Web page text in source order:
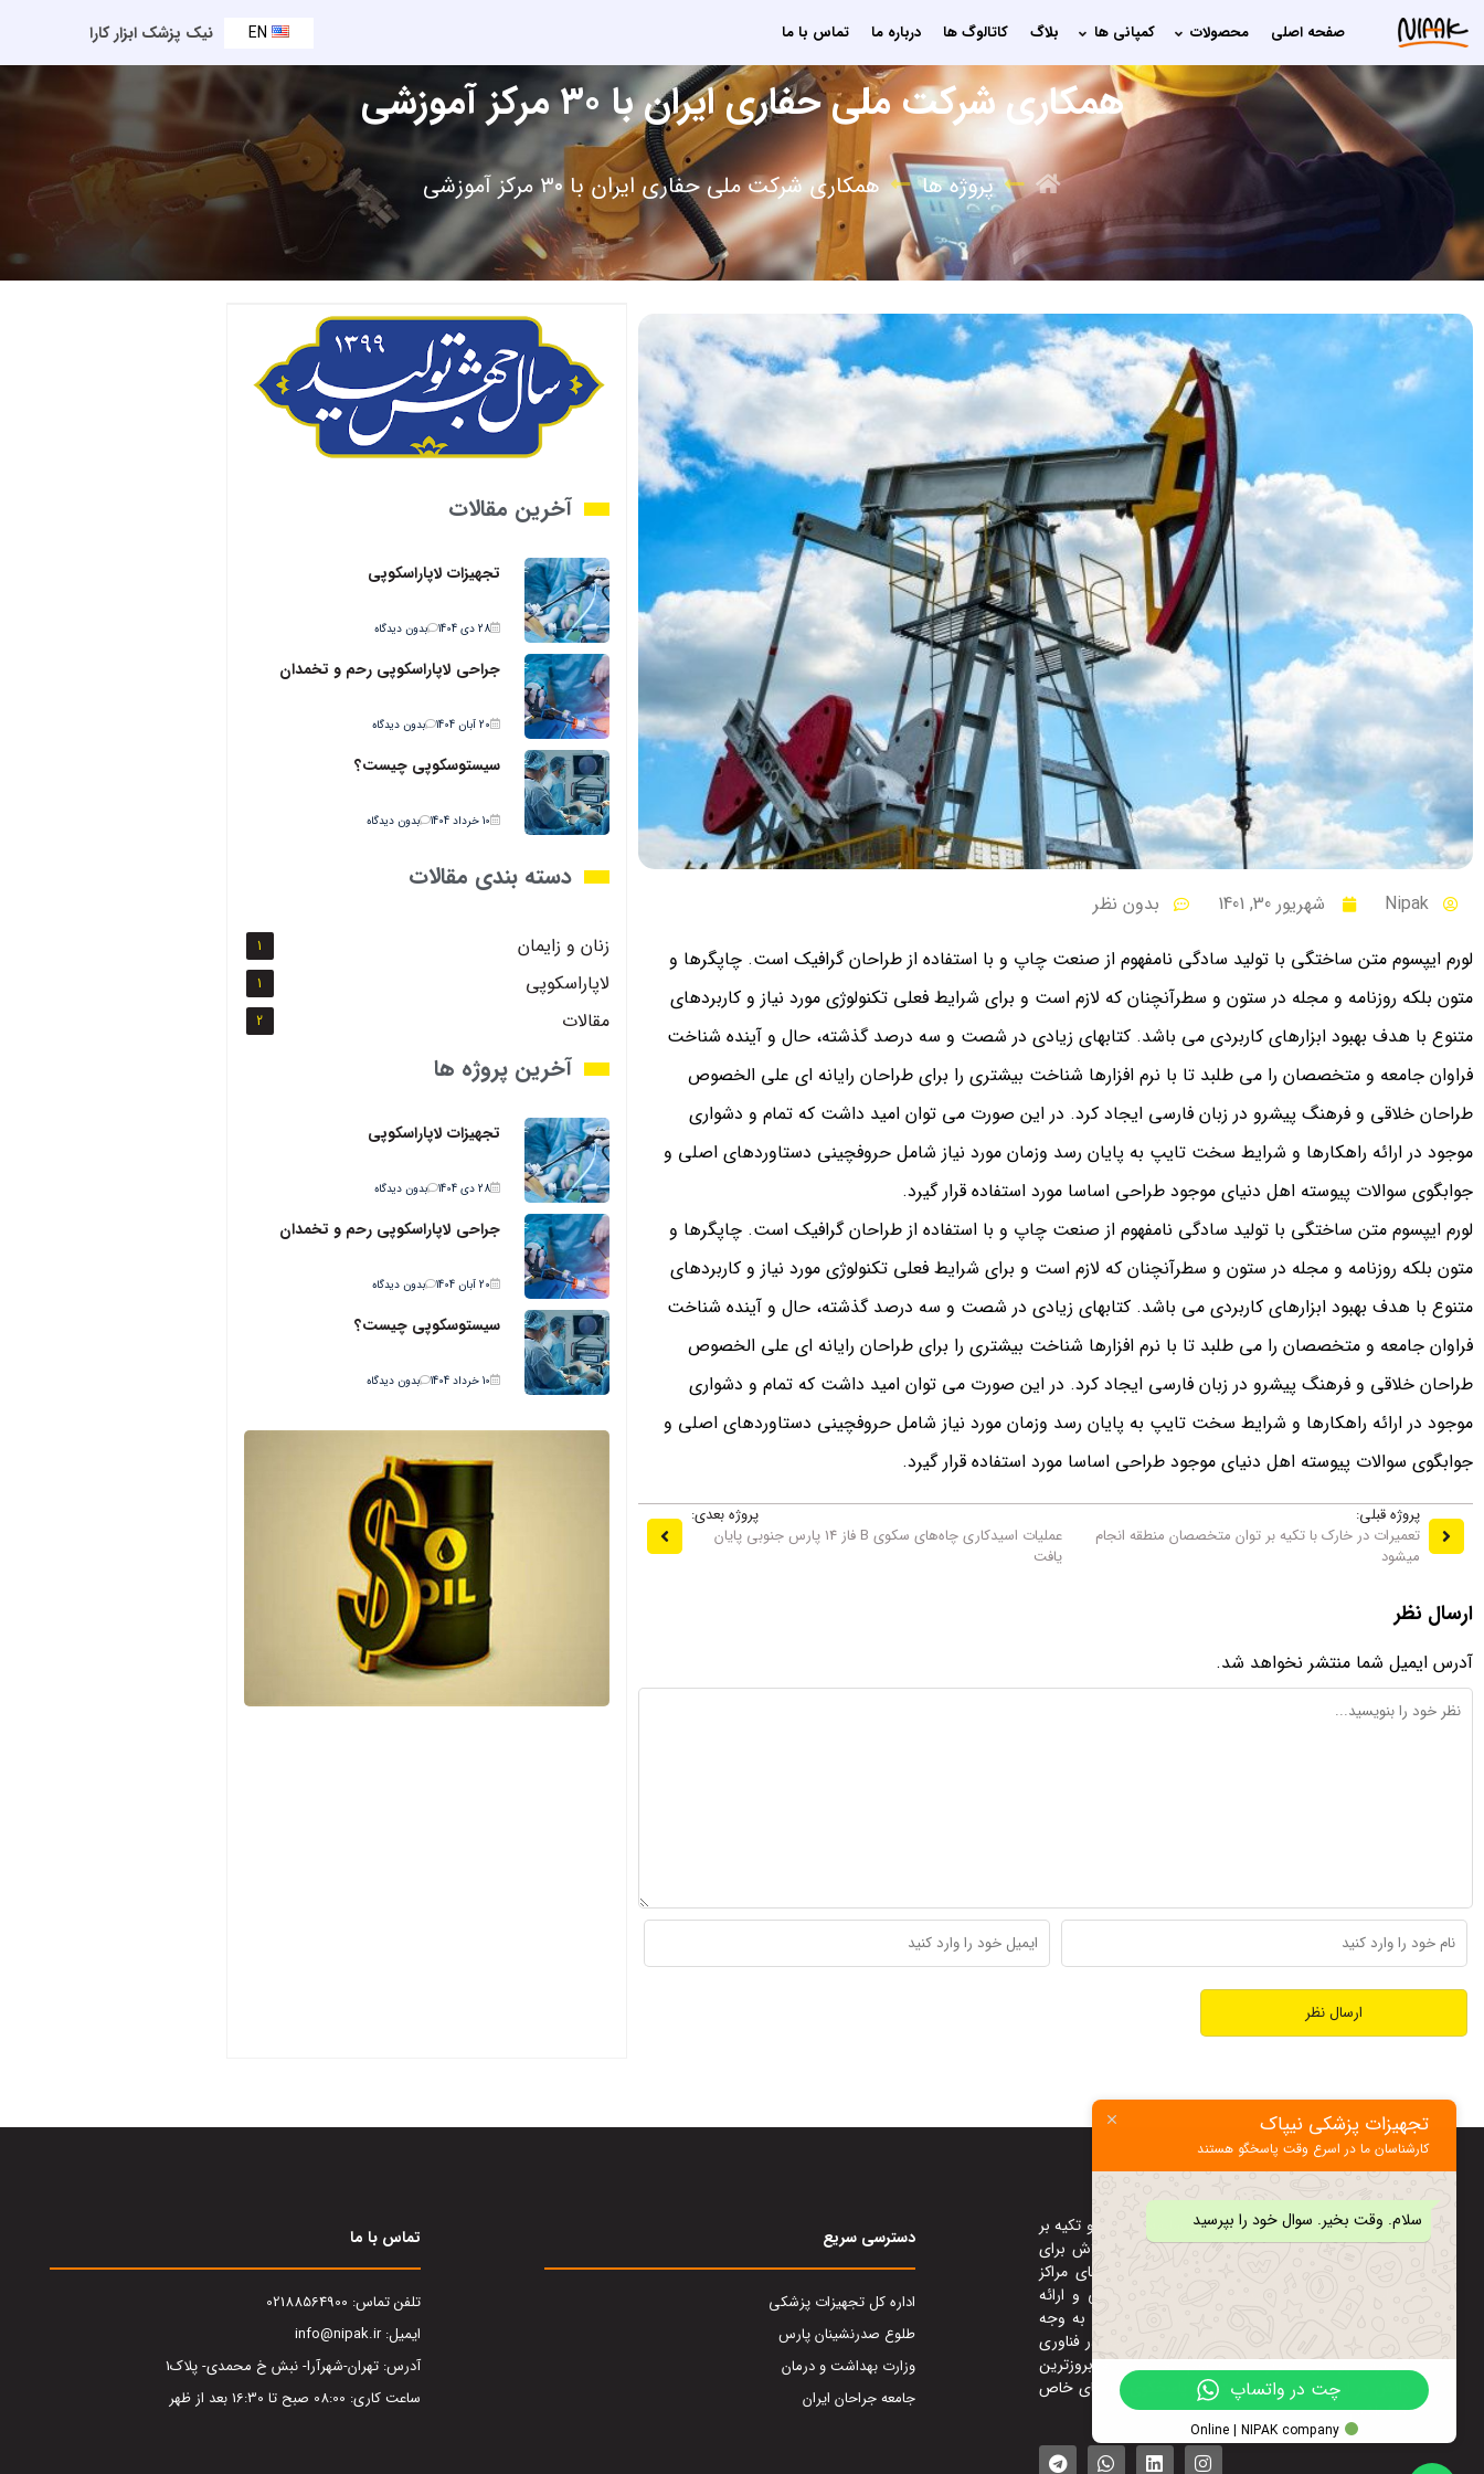
صفحه اصلی محصولات کمپاني ها بلاگ کاتالوگ ها درباره ما تماس با ما EN نیک پزشک ابزار کارا
همکاری شرکت ملی حفاری ایران با ۳۰ مرکز آموزشی
پروژه ها همکاری شرکت ملی حفاری ایران با ۳۰ مرکز آموزشی
Nipak شهریور 30, 1401
بدون نظر
لورم ایپسوم متن ساختگی با تولید سادگی نامفهوم از صنعت چاپ و با استفاده از طراحان گرافیک است. چاپگرها و
متون بلکه روزنامه و مجله در ستون و سطرآنچنان که لازم است و برای شرایط فعلی تکنولوژی مورد نیاز و کاربردهای
متنوع با هدف بهبود ابزارهای کاربردی می باشد. کتابهای زیادی در شصت و سه درصد گذشته، حال و آینده شناخت
فراوان جامعه و متخصصان را می طلبد تا با نرم افزارها شناخت بیشتری را برای طراحان رایانه ای علی الخصوص
طراحان خلاقی و فرهنگ پیشرو در زبان فارسی ایجاد کرد. در این صورت می توان امید داشت که تمام و دشواری
موجود در ارائه راهکارها و شرایط سخت تایپ به پایان رسد وزمان مورد نیاز شامل حروفچینی دستاوردهای اصلی و
جوابگوی سوالات پیوسته اهل دنیای موجود طراحی اساسا مورد استفاده قرار گیرد.
لورم ایپسوم متن ساختگی با تولید سادگی نامفهوم از صنعت چاپ و با استفاده از طراحان گرافیک است. چاپگرها و
متون بلکه روزنامه و مجله در ستون و سطرآنچنان که لازم است و برای شرایط فعلی تکنولوژی مورد نیاز و کاربردهای
متنوع با هدف بهبود ابزارهای کاربردی می باشد. کتابهای زیادی در شصت و سه درصد گذشته، حال و آینده شناخت
فراوان جامعه و متخصصان را می طلبد تا با نرم افزارها شناخت بیشتری را برای طراحان رایانه ای علی الخصوص
طراحان خلاقی و فرهنگ پیشرو در زبان فارسی ایجاد کرد. در این صورت می توان امید داشت که تمام و دشواری
موجود در ارائه راهکارها و شرایط سخت تایپ به پایان رسد وزمان مورد نیاز شامل حروفچینی دستاوردهای اصلی و
جوابگوی سوالات پیوسته اهل دنیای موجود طراحی اساسا مورد استفاده قرار گیرد.
پروژه قبلی:
تعمیرات در خارک با تکیه بر توان متخصصان منطقه انجام
می‎شود
پروژه بعدی:
عملیات اسیدکاری چاه‌های سکوی B فاز 14 پارس جنوبی پایان
یافت
ارسال نظر
آدرس ایمیل شما منتشر نخواهد شد.
آخرین مقالات
تجهیزات لاپاراسکوپی
28 دی 1404 بدون دیدگاه
جراحي لاپاراسکوپي رحم و تخمدان
20 آبان 1404 بدون دیدگاه
سیستوسکوپی چیست؟
10 خرداد 1404 بدون دیدگاه
دسته بندی مقالات
زنان و زايمان 1
لاپاراسکوپي 1
مقالات 2
آخرین پروژه ها
تجهیزات لاپاراسکوپی
28 دی 1404 بدون دیدگاه
جراحي لاپاراسکوپي رحم و تخمدان
20 آبان 1404 بدون دیدگاه
سیستوسکوپی چیست؟
10 خرداد 1404 بدون دیدگاه
شرکت نیک پزشک ابزار کارا با داشتن سابقه ۲۰ ساله و تکیه بر
علم به روز در زمینه تجهیزات پزشکی همواره در تلاش برای
ارائه محصولاتی با کیفیت و متناسب با خواسته های مراکز
درمانی می باشد. کیفیت،پشتیبانی فنی و خدماتی و ارائه
بهنگام محصولات دلایلی بر داشتن مشتریان وفادار به وجه
تمایز این شرکت می باشد به دلیل تغییرات سریع در فناوری
تجهیزات پزشکی همواره در تلاشیم که مجهز به بروزترین
دانش در این حوزه باشیم تا بتوانیم پاسخگوی نیازهای خاص
شما باشیم.
دسترسی سریع
اداره کل تجهیزات پزشکی
طلوع صدرنشینان پارس
وزارت بهداشت و درمان
جامعه جراحان ایران
تماس با ما
تلفن تماس: 02188564900
ایمیل: info@nipak.ir
آدرس: تهران-شهرآرا- نبش خ محمدی- پلاک1
ساعت کاری: 08:00 صبح تا 16:30 بعد از ظهر
تجهیزات پزشکی نیپاک
کارشناسان ما در اسرع وقت پاسخگو هستند
سلام. وقت بخیر. سوال خود را بپرسید
چت در واتساپ
Online | NIPAK company